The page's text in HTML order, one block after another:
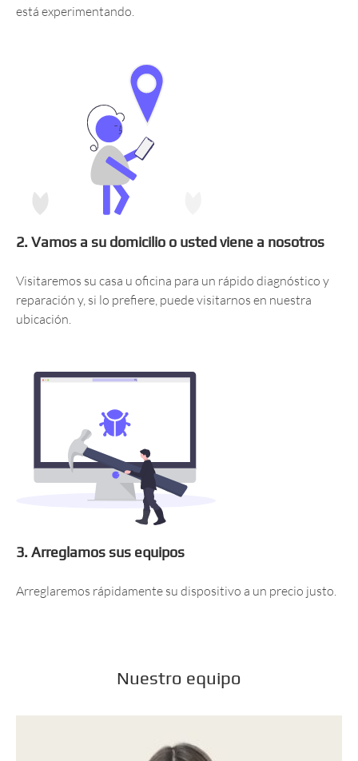
está experimentando.
2. Vamos a su domicilio o usted viene a nosotros
Visitaremos su casa u oficina para un rápido diagnóstico y
reparación y, si lo prefiere, puede visitarnos en nuestra
ubicación.
3. Arreglamos sus equipos
Arreglaremos rápidamente su dispositivo a un precio justo.
Nuestro equipo